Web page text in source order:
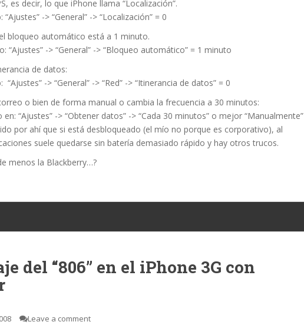
es decir, lo que iPhone llama “Localización”.
“Ajustes” -> “General” -> “Localización” = 0
bloqueo automático está a 1 minuto.
“Ajustes” -> “General” -> “Bloqueo automático” = 1 minuto
de datos:
“Ajustes” -> “General” -> “Red” -> “Itinerancia de datos” = 0
o bien de forma manual o cambia la frecuencia a 30 minutos:
en: “Ajustes” -> “Obtener datos” -> “Cada 30 minutos” o mejor “Manualmente”
por ahí que si está desbloqueado (el mío no porque es corporativo), al
suele quedarse sin batería demasiado rápido y hay otros trucos.
menos la Blackberry…?
del “806” en el iPhone 3G con
Leave a comment